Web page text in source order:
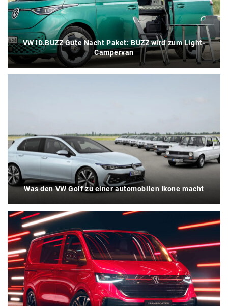
VW ID.BUZZ Gute Nacht Paket: BUZZ wird zum Light-
Campervan
Was den VW Golf zu einer automobilen Ikone macht